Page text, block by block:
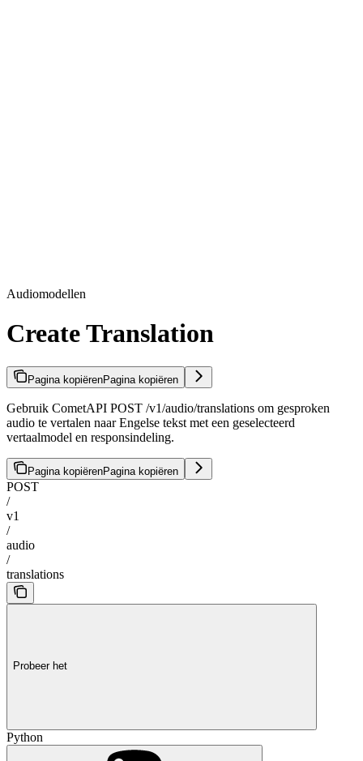
Audiomodellen
Create Translation
Pagina kopiërenPagina kopiëren
Gebruik CometAPI POST /v1/audio/translations om gesproken
audio te vertalen naar Engelse tekst met een geselecteerd
vertaalmodel en responsindeling.
Pagina kopiërenPagina kopiëren
POST
/
v1
/
audio
/
translations
Probeer het
Python